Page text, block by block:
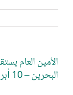
الأمين العام
البحرين – 10 أبريل 2017م